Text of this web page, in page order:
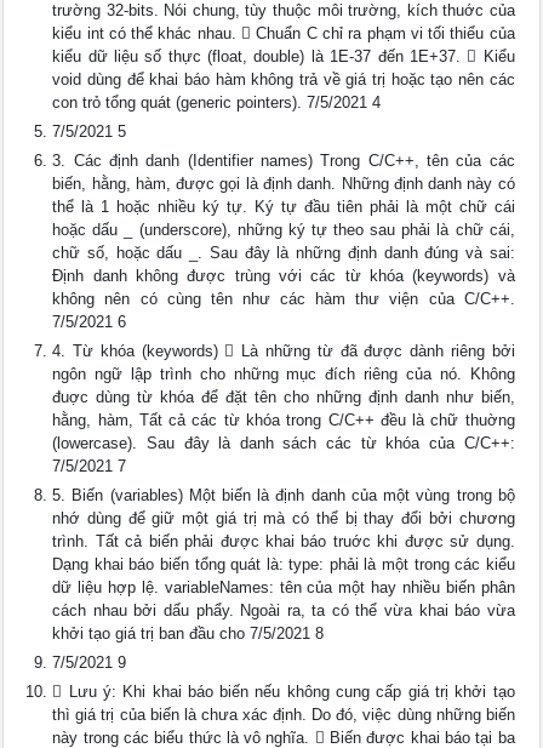
trường 32-bits. Nói chung, tùy thuộc môi trường, kích thuớc của
kiểu int có thể khác nhau.  Chuẩn C chỉ ra phạm vi tối thiểu của
kiểu dữ liệu số thực (float, double) là 1E-37 đến 1E+37.  Kiểu
void dùng để khai báo hàm không trả về giá trị hoặc tạo nên các
con trỏ tổng quát (generic pointers). 7/5/2021 4
7/5/2021 5
3. Các định danh (Identifier names) Trong C/C++, tên của các
biến, hằng, hàm, được gọi là định danh. Những định danh này có
thể là 1 hoặc nhiều ký tự. Ký tự đầu tiên phải là một chữ cái
hoặc dấu _ (underscore), những ký tự theo sau phải là chữ cái,
chữ số, hoặc dấu _. Sau đây là những định danh đúng và sai:
Định danh không được trùng với các từ khóa (keywords) và
không nên có cùng tên như các hàm thư viện của C/C++.
7/5/2021 6
4. Từ khóa (keywords)  Là những từ đã được dành riêng bởi
ngôn ngữ lập trình cho những mục đích riêng của nó. Không
đuợc dùng từ khóa để đặt tên cho những định danh như biến,
hằng, hàm, Tất cả các từ khóa trong C/C++ đều là chữ thuờng
(lowercase). Sau đây là danh sách các từ khóa của C/C++:
7/5/2021 7
5. Biến (variables) Một biến là định danh của một vùng trong bộ
nhớ dùng để giữ một giá trị mà có thể bị thay đổi bởi chương
trình. Tất cả biến phải được khai báo truớc khi được sử dụng.
Dạng khai báo biến tổng quát là: type: phải là một trong các kiểu
dữ liệu hợp lệ. variableNames: tên của một hay nhiều biến phân
cách nhau bởi dấu phẩy. Ngoài ra, ta có thể vừa khai báo vừa
khởi tạo giá trị ban đầu cho 7/5/2021 8
7/5/2021 9
 Lưu ý: Khi khai báo biến nếu không cung cấp giá trị khởi tạo
thì giá trị của biến là chưa xác định. Do đó, việc dùng những biến
này trong các biểu thức là vô nghĩa.  Biến được khai báo tại ba